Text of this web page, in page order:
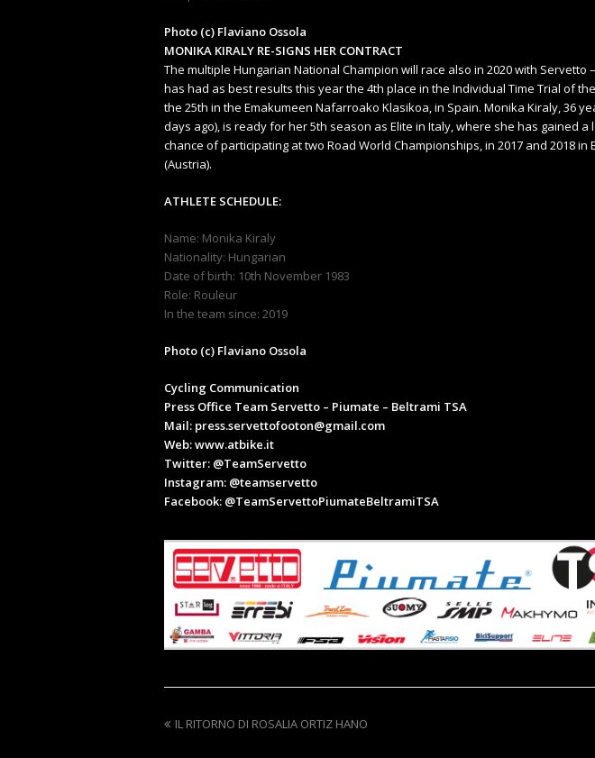
Photo (c) Flaviano Ossola
MONIKA KIRALY RE-SIGNS HER CONTRACT
The multiple Hungarian National Champion will race also in 2020 with Servetto
has had as best results this year the 4th place in the Individual Time Trial of
the 25th in the Emakumeen Nafarroako Klasikoa, in Spain. Monika Kiraly, 36
days ago), is ready for her 5th season as Elite in Italy, where she has gained
chance of participating at two Road World Championships, in 2017 and 2018
(Austria).
ATHLETE SCHEDULE:
Name: Monika Kiraly
Nationality: Hungarian
Date of birth: 10th November 1983
Role: Rouleur
In the team since: 2019
Photo (c) Flaviano Ossola
Cycling Communication
Press Office Team Servetto – Piumate – Beltrami TSA
Mail: press.servettofooton@gmail.com
Web:www.atbike.it
Twitter: @TeamServetto
Instagram: @teamservetto
Facebook: @TeamServettoPiumateBeltramiTSA
previous
IL RITORNO DI ROSALIA ORTIZ HANO